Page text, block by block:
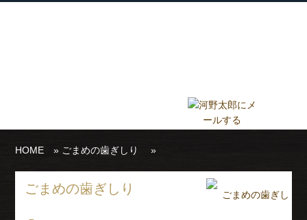
HOME » ごまめの歯ぎしり »
ごまめの歯ぎしり